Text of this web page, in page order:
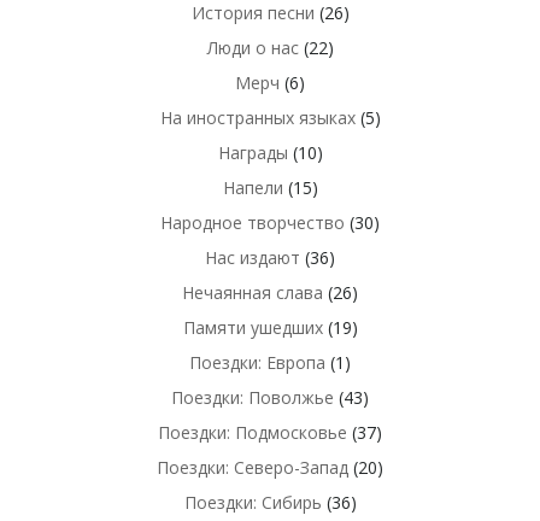
История песни (26)
Люди о нас(22)
Мерч (6)
На иностранных языках(5)
Награды (10)
Напели (15)
Народное творчество (30)
Нас издают (36)
Нечаянная слава (26)
Памяти ушедших(19)
Поездки: Европа (1)
Поездки: Поволжье (43)
Поездки: Подмосковье (37)
Поездки: Северо-Запад (20)
Поездки: Сибирь (36)